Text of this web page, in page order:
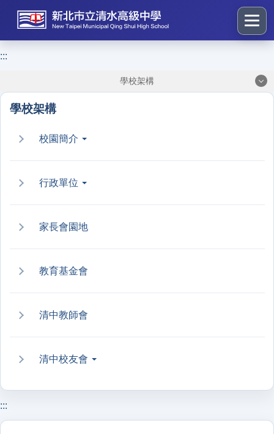
到
塊
:::
學校架構
學校架構
校園簡介
行政單位
家長會園地
教育基金會
清中教師會
清中校友會
:::